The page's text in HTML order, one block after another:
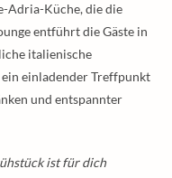
Adria-Küche, die die
entführt die Gäste in
italienische
einladender Treffpunkt
und entspannter
ist für dich